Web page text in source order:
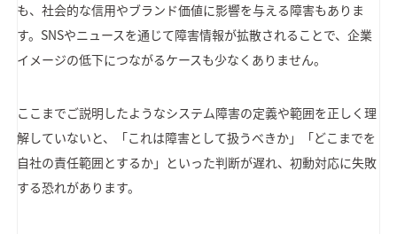
も、社会的な信用やブランド価値に影響を与える障害もありま
す。SNSやニュースを通じて障害情報が拡散されることで、企業
イメージの低下につながるケースも少なくありません。
ここまでご説明したようなシステム障害の定義や範囲を正しく理
解していないと、「これは障害として扱うべきか」「どこまでを
自社の責任範囲とするか」といった判断が遅れ、初動対応に失敗
する恐れがあります。